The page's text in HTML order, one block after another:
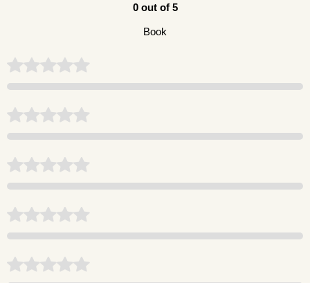
0 out of 5
Book